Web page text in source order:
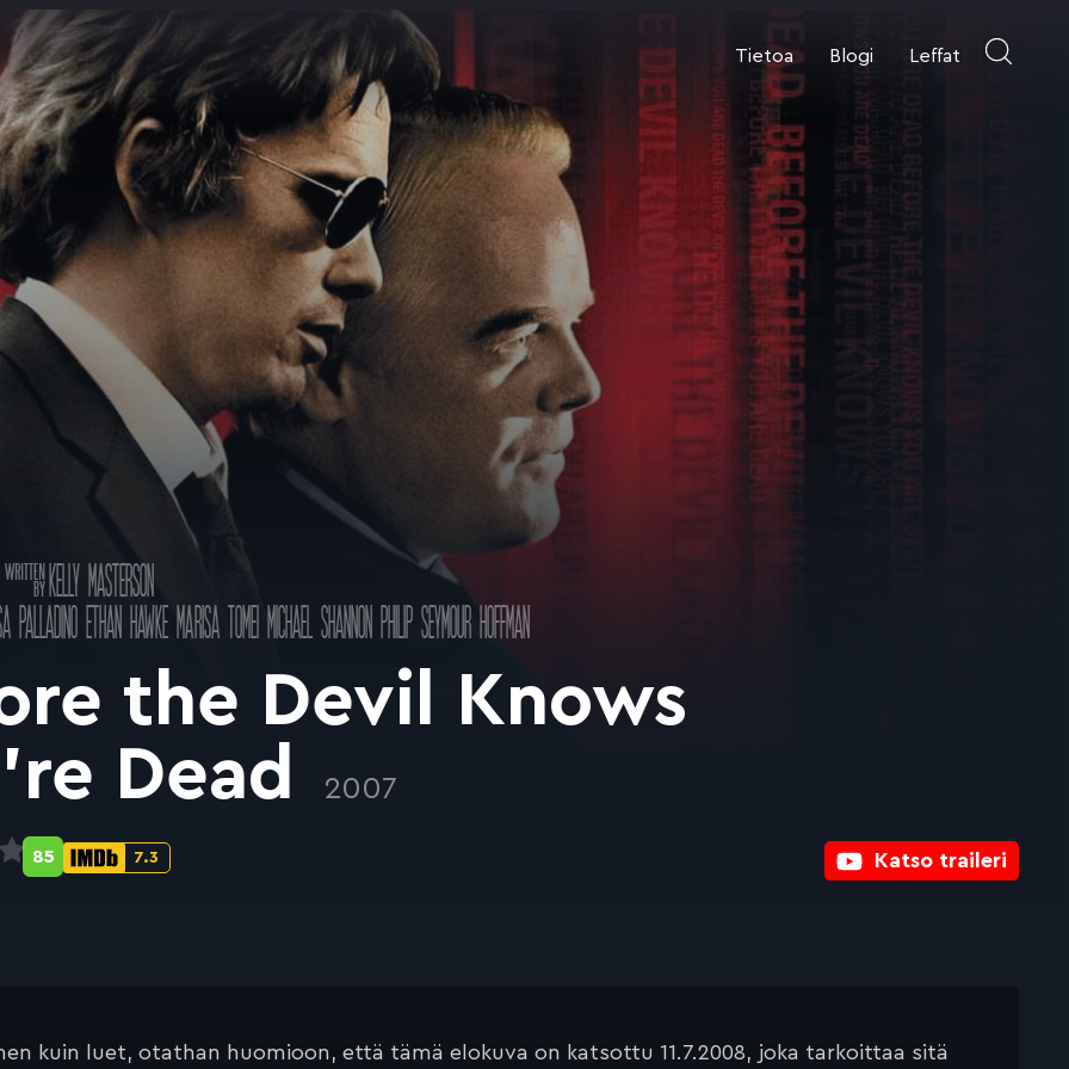
Tietoa Blogi Leffat
Katso traileri
Käsikirjoitus
aKELLY MASTERSON
PALLADINOETHAN HAWKEMARISA TOMEIMICHAEL SHANNONPHILIP SEYMOUR HOFFMAN
the Devil Knows
Dead
2007
IMDb-
7.3
Metascore-
85
kuin luet, otathan huomioon, että tämä elokuva on katsottu 11.7.2008, joka tarkoittaa sitä